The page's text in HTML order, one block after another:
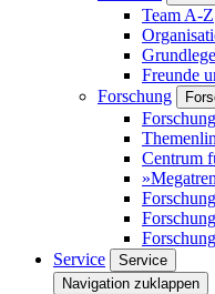
Team A-Z
Freunde
Forschung
Centrum
Service
Service
Navigation zuklappen